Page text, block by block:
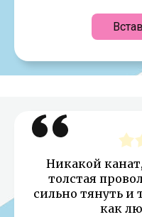
Никакой
толстая
сильно тянуть и
как